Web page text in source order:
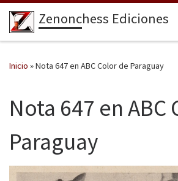
Saltar al contenido
Zenonchess Ediciones
Inicio »Nota 647 en ABC Color de Paraguay
Nota 647 en ABC
Paraguay